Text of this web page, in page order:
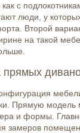
с
люди, у
Второй
на такой
Прямую модель
и формы.
замеров